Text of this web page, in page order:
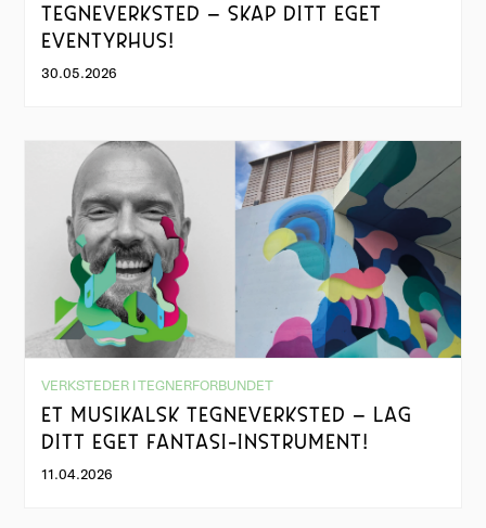
TEGNEVERKSTED – SKAP DITT EGET
EVENTYRHUS!
30.05.2026
VERKSTEDER I TEGNERFORBUNDET
ET MUSIKALSK TEGNEVERKSTED – LAG
DITT EGET FANTASI-INSTRUMENT!
11.04.2026